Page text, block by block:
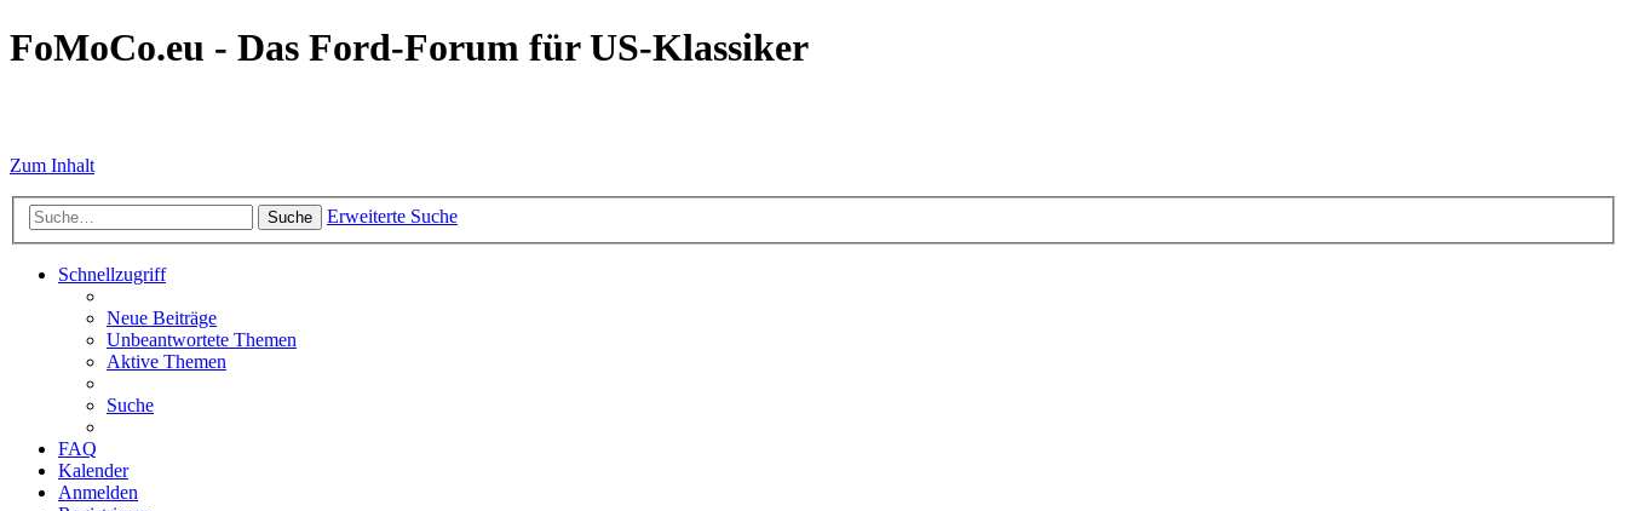
FoMoCo.eu - Das Ford-Forum für US-Klassiker
Zum Inhalt
Suche Erweiterte Suche
Schnellzugriff
Neue Beiträge
Unbeantwortete Themen
Aktive Themen
Suche
FAQ
Kalender
Anmelden